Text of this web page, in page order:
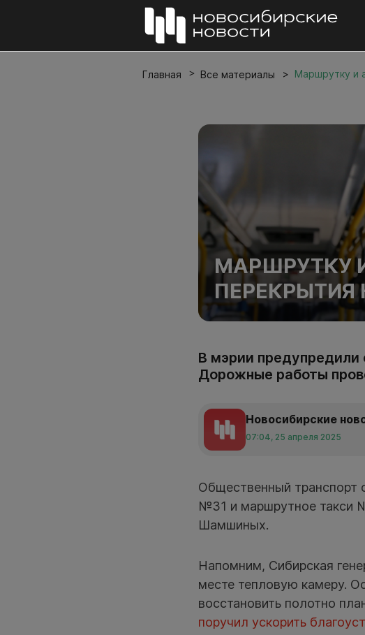
Главная Все материалы Маршрутку и
МАРШРУТКУ
В мэрии
Дорожные работы
Новосибирские
07:04, 25 апреля 2025
Общественный транспорт
№31 и маршрутное такси
Шамшиных.
Напомним, Сибирская
месте тепловую камеру.
восстановить полотно
поручил ускорить